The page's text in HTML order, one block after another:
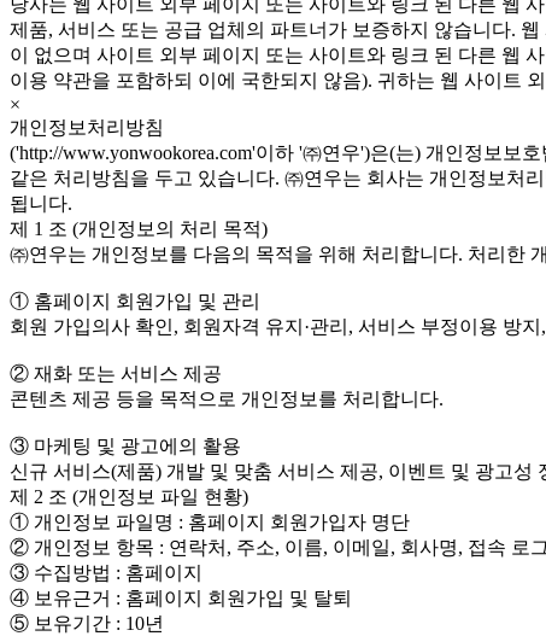
당사는 웹 사이트 외부 페이지 또는 사이트와 링크 된 다른 웹
제품, 서비스 또는 공급 업체의 파트너가 보증하지 않습니다.
이 없으며 사이트 외부 페이지 또는 사이트와 링크 된 다른 웹
이용 약관을 포함하되 이에 국한되지 않음). 귀하는 웹 사이트
×
개인정보처리방침
('http://www.yonwookorea.com'이하 '㈜연우')은(는) 개인정보
같은 처리방침을 두고 있습니다. ㈜연우는 회사는 개인정보처
됩니다.
제 1 조 (개인정보의 처리 목적)
㈜연우는 개인정보를 다음의 목적을 위해 처리합니다. 처리한
① 홈페이지 회원가입 및 관리
회원 가입의사 확인, 회원자격 유지·관리, 서비스 부정이용 방
② 재화 또는 서비스 제공
콘텐츠 제공 등을 목적으로 개인정보를 처리합니다.
③ 마케팅 및 광고에의 활용
신규 서비스(제품) 개발 및 맞춤 서비스 제공, 이벤트 및 광고
제 2 조 (개인정보 파일 현황)
① 개인정보 파일명 : 홈페이지 회원가입자 명단
② 개인정보 항목 : 연락처, 주소, 이름, 이메일, 회사명, 접속 로
③ 수집방법 : 홈페이지
④ 보유근거 : 홈페이지 회원가입 및 탈퇴
⑤ 보유기간 : 10년